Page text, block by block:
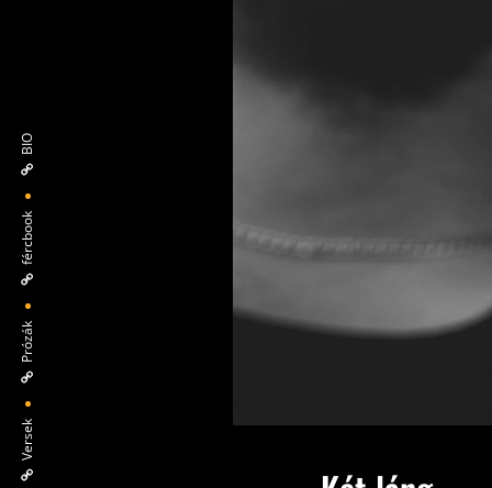
Versek
Prózák
fércbook
BIO